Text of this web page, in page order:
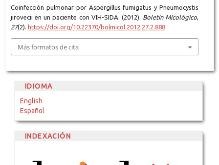
Coinfección pulmonar por Aspergillus fumigatus y Pneumocystis
jirovecii en un paciente con VIH-SIDA. (2012). Boletín Micológico,
27(2). https://doi.org/10.22370/bolmicol.2012.27.2.888
Más formatos de cita
IDIOMA
English
Español
INDEXACIÓN